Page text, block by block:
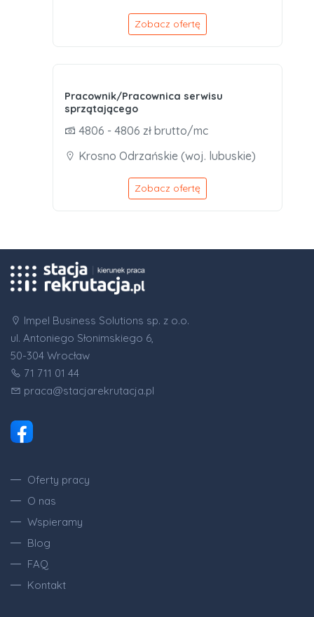
Zobacz ofertę
Pracownik/Pracownica serwisu
sprzątającego
4806 - 4806 zł brutto/mc
Krosno Odrzańskie (woj. lubuskie)
Zobacz ofertę
Impel Business Solutions sp. z o.o.
ul. Antoniego Słonimskiego 6,
50-304 Wrocław
71 711 01 44
praca@stacjarekrutacja.pl
Oferty pracy
O nas
Wspieramy
Blog
FAQ
Kontakt